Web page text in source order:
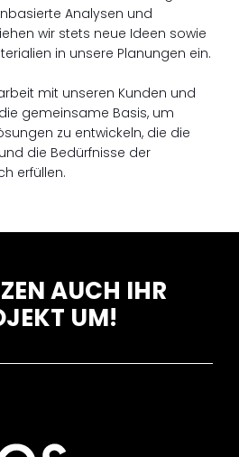
Analysen und
wir stets neue Ideen sowie
in unsere Planungen ein.
mit unseren Kunden und
gemeinsame Basis, um
zu entwickeln, die die
die Bedürfnisse der
erfüllen.
AUCH IHR
UM!